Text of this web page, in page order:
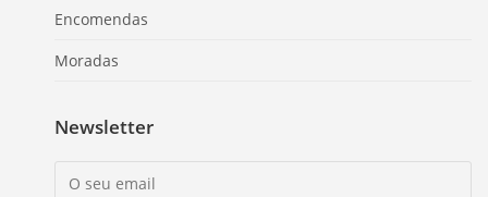
Encomendas
Moradas
Newsletter